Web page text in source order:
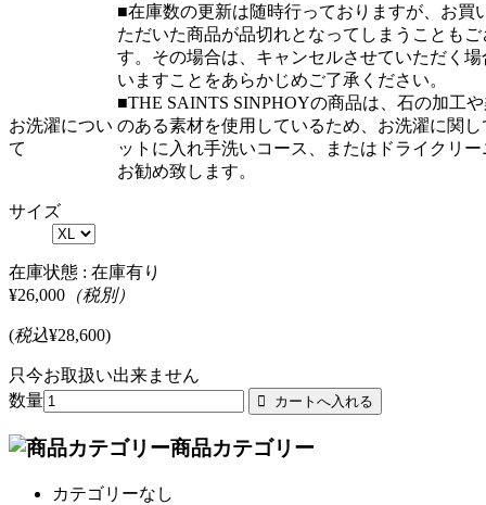
■在庫数の更新は随時行っておりますが、お買
ただいた商品が品切れとなってしまうこともご
す。その場合は、キャンセルさせていただく場
いますことをあらかじめご了承ください。
お洗濯につい
て
■THE SAINTS SINPHOYの商品は、石の加工
のある素材を使用しているため、お洗濯に関し
ットに入れ手洗いコース、またはドライクリ
お勧め致します。
サイズ
在庫状態 : 在庫有り
¥26,000 （税別）
(税込¥28,600)
只今お取扱い出来ません
数量
商品カテゴリー
カテゴリーなし